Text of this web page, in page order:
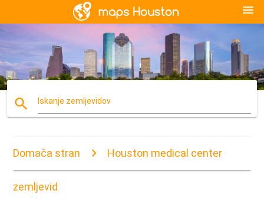
menu
search Iskanje zemljevidov
Domača stran Houston medical center
zemljevid